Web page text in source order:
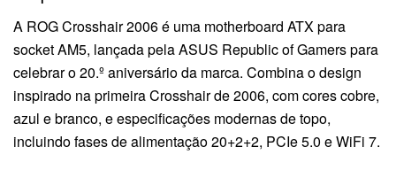
A ROG Crosshair 2006 é uma motherboard ATX para
socket AM5, lançada pela ASUS Republic of Gamers para
celebrar o 20.º aniversário da marca. Combina o design
inspirado na primeira Crosshair de 2006, com cores cobre,
azul e branco, e especificações modernas de topo,
incluindo fases de alimentação 20+2+2, PCIe 5.0 e WiFi 7.